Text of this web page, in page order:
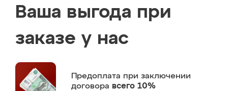
Ваша выгода при
заказе у нас
Предоплата при заключении
договора всего 10%